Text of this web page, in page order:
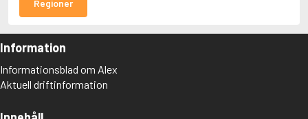
Regioner
Information
Informationsblad om Alex
Aktuell driftinformation